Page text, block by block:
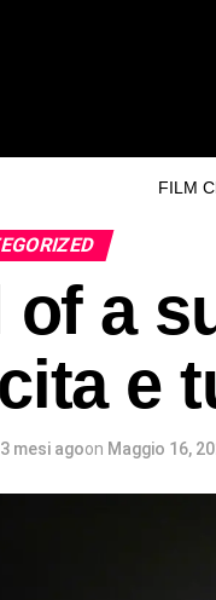
FILM
of a
e
3 mesi agoon Maggio 16,